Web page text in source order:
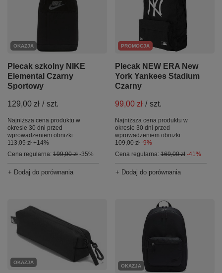
OKAZJA
Plecak szkolny NIKE
Elemental Czarny
Sportowy
129,00 zł / szt.
Najniższa cena produktu w
okresie 30 dni przed
wprowadzeniem obniżki:
113,05 zł +14%
Cena regularna: 199,00 zł -35%
+ Dodaj do porównania
PROMOCJA
Plecak NEW ERA New
York Yankees Stadium
Czarny
99,00 zł / szt.
Najniższa cena produktu w
okresie 30 dni przed
wprowadzeniem obniżki:
109,00 zł -9%
Cena regularna: 169,00 zł -41%
+ Dodaj do porównania
OKAZJA
OKAZJA